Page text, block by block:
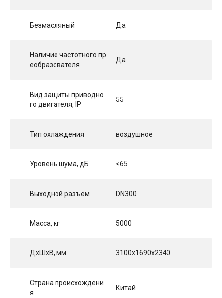
Безмасляный Да
Наличие частотного пр
еобразователя
Да
Вид защиты приводно
го двигателя, IP
55
Тип охлаждения воздушное
Уровень шума, дБ <65
Выходной разъём DN300
Масса, кг 5000
ДхШхВ, мм 3100x1690x2340
Страна происхождени
я
Китай